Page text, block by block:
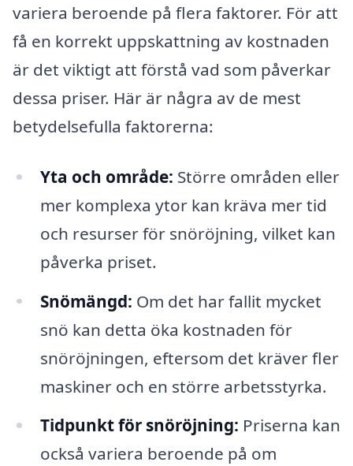
variera beroende på flera faktorer. För att
få en korrekt uppskattning av kostnaden
är det viktigt att förstå vad som påverkar
dessa priser. Här är några av de mest
betydelsefulla faktorerna:
Yta och område: Större områden eller
mer komplexa ytor kan kräva mer tid
och resurser för snöröjning, vilket kan
påverka priset.
Snömängd: Om det har fallit mycket
snö kan detta öka kostnaden för
snöröjningen, eftersom det kräver fler
maskiner och en större arbetsstyrka.
Tidpunkt för snöröjning: Priserna kan
också variera beroende på om